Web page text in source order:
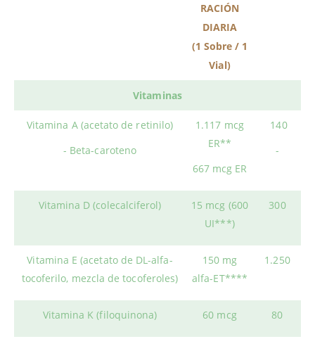
RACIÓN
DIARIA
(1 Sobre / 1
Vial)
Vitaminas
Vitamina A (acetato de retinilo)
- Beta-caroteno
1.117 mcg
ER**
667 mcg ER
140
-
Vitamina D (colecalciferol)
15 mcg (600
UI***)
300
Vitamina E (acetato de DL-alfa-
tocoferilo, mezcla de tocoferoles)
150 mg
alfa-ET****
1.250
Vitamina K (filoquinona) 60 mcg 80